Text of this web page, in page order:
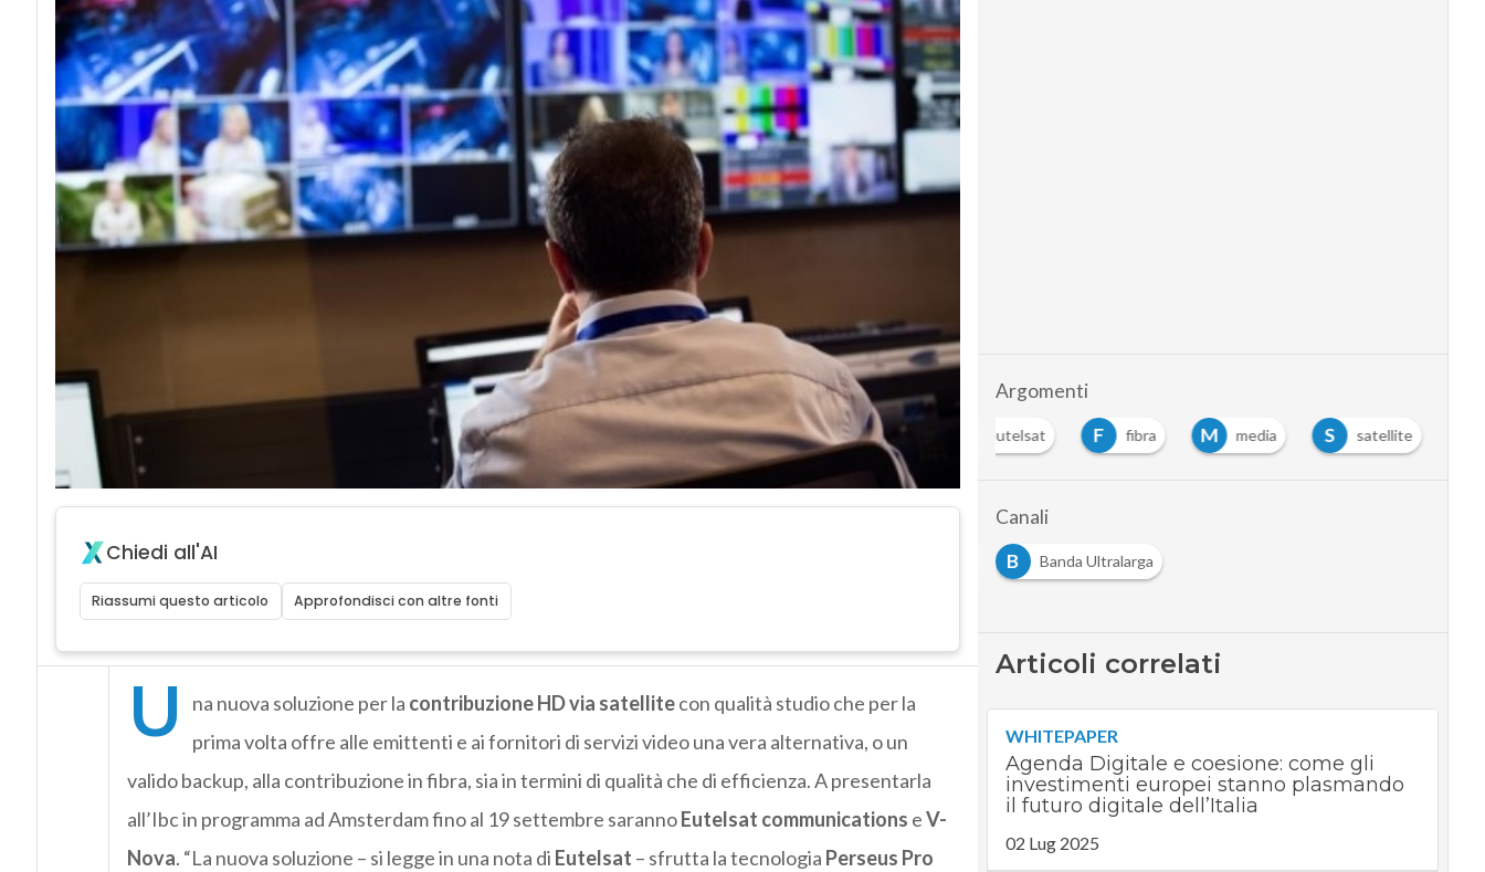
Chiedi all'AI
Riassumi questo articolo Approfondisci con altre fonti
U na nuova soluzione per la contribuzione HD via satellitecon qualità studio che per la
prima volta offre alle emittenti e ai fornitori di servizi video una vera alternativa, o un
valido backup, alla contribuzione in fibra, sia in termini di qualità che di efficienza. A presentarla
all’Ibc in programma ad Amsterdam fino al 19 settembre sarannoEutelsat communications eV-
Nova. “La nuova soluzione – si legge in una nota di Eutelsat – sfrutta la tecnologia Perseus Pro
Argomenti
eutelsat F fibra M media S satellite
Canali
B
Banda Ultralarga
Articoli correlati
WHITEPAPER
Agenda Digitale e coesione: come gli
investimenti europei stanno plasmando
il futuro digitale dell’Italia
02 Lug 2025